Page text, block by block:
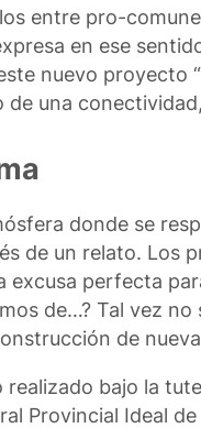
entre pro-
en ese
nuevo
una
donde se
de un relato.
perfecta
de…? Tal vez
de
realizado bajo la
Provincial Ideal